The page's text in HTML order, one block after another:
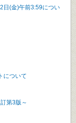
日(金)午前3:59につい
について
第3版～